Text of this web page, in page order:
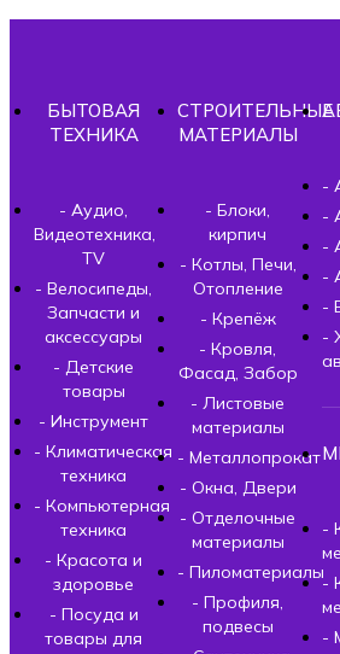
БЫТОВАЯ
ТЕХНИКА
- Аудио,
Видеотехника,
TV
- Велосипеды,
Запчасти и
аксессуары
- Детские
товары
- Инструмент
- Климатическая
техника
- Компьютерная
техника
- Красота и
здоровье
- Посуда и
товары для
СТРОИТЕЛЬНЫЕ
МАТЕРИАЛЫ
- Блоки,
кирпич
- Котлы, Печи,
Отопление
- Крепёж
- Кровля,
Фасад, Забор
- Листовые
материалы
- Металлопрокат
- Окна, Двери
- Отделочные
материалы
- Пиломатериалы
- Профиля,
подвесы
-
-
-
-
-
-
-
-
-